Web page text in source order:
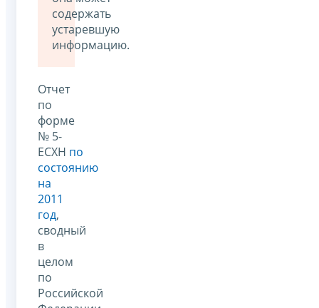
содержать
устаревшую
информацию.
Отчет
по
форме
№ 5-
ЕСХН по
состоянию
на
2011
год,
сводный
в
целом
по
Российской